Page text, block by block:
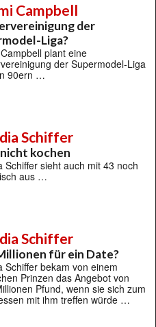
Campbell
der
Liga?
plant eine
der Supermodel-Liga
90ern …
Schiffer
kochen
Schiffer sieht auch mit 43 noch
aus …
Schiffer
für ein Date?
Schiffer bekam von einem
Prinzen das Angebot von
Pfund, wenn sie sich zum
mit ihm treffen würde …